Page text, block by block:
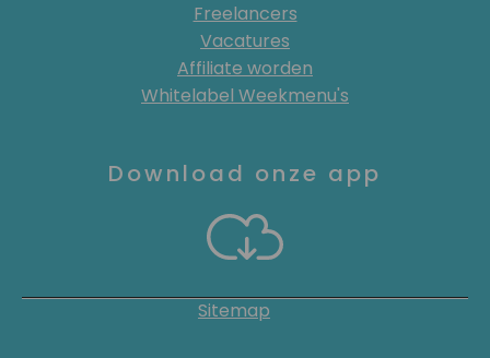
Freelancers
Vacatures
Affiliate worden
Whitelabel Weekmenu's
Download onze app
Sitemap